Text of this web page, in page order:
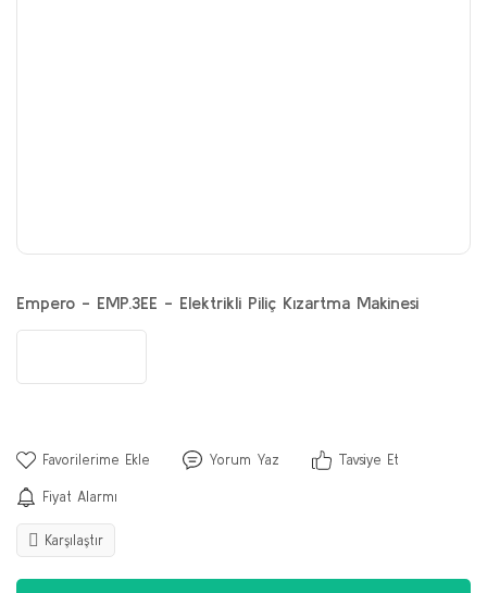
Empero - EMP.3EE - Elektrikli Piliç Kızartma Makinesi
Yorum Yaz Tavsiye Et
Fiyat Alarmı
Karşılaştır